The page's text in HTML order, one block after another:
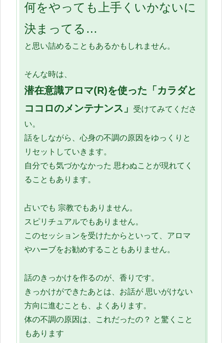
何をやっても上手くいかないに
決まってる…
と思い詰めることもあるかもしれません。
そんな時は、
潜在意識アロマ(R)を使った「カラダと
ココロのメンテナンス」
受けてみてくださ
い。
話をしながら、心身の不調の原因をゆっくりと
リセットしていきます。
自分でも気づかなかった 思わぬことが現れてく
ることもあります。
占いでも 宗教でもありません。
スピリチュアルでもありません。
このセッションを受けたからといって、アロマ
やハーブをお勧めすることもありません。
話のきっかけを作るのが、香りです。
きっかけができたあとは、お話が 思いがけない
方向に進むことも、よくあります。
体の不調の原因は、これだったの？ と驚くこと
もあります